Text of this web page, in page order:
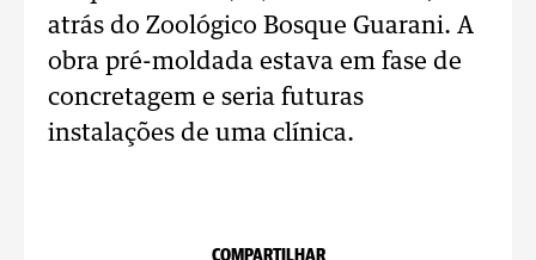
atrás do Zoológico Bosque Guarani. A
obra pré-moldada estava em fase de
concretagem e seria futuras
instalações de uma clínica.
COMPARTILHAR